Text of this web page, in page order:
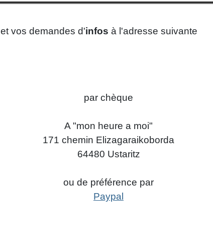
et vos demandes d'infos à l'adresse suivante
par chèque
A "mon heure a moi"
171 chemin Elizagaraikoborda
64480 Ustaritz
ou de préférence par
Paypal